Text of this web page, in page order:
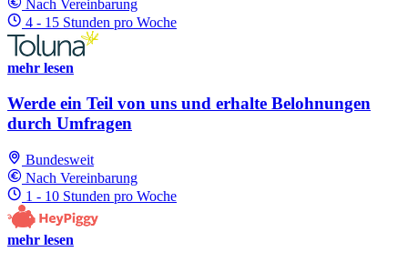
Nach Vereinbarung
4 - 15 Stunden pro Woche
mehr lesen
Werde ein Teil von uns und erhalte Belohnungen
durch Umfragen
Bundesweit
Nach Vereinbarung
1 - 10 Stunden pro Woche
mehr lesen